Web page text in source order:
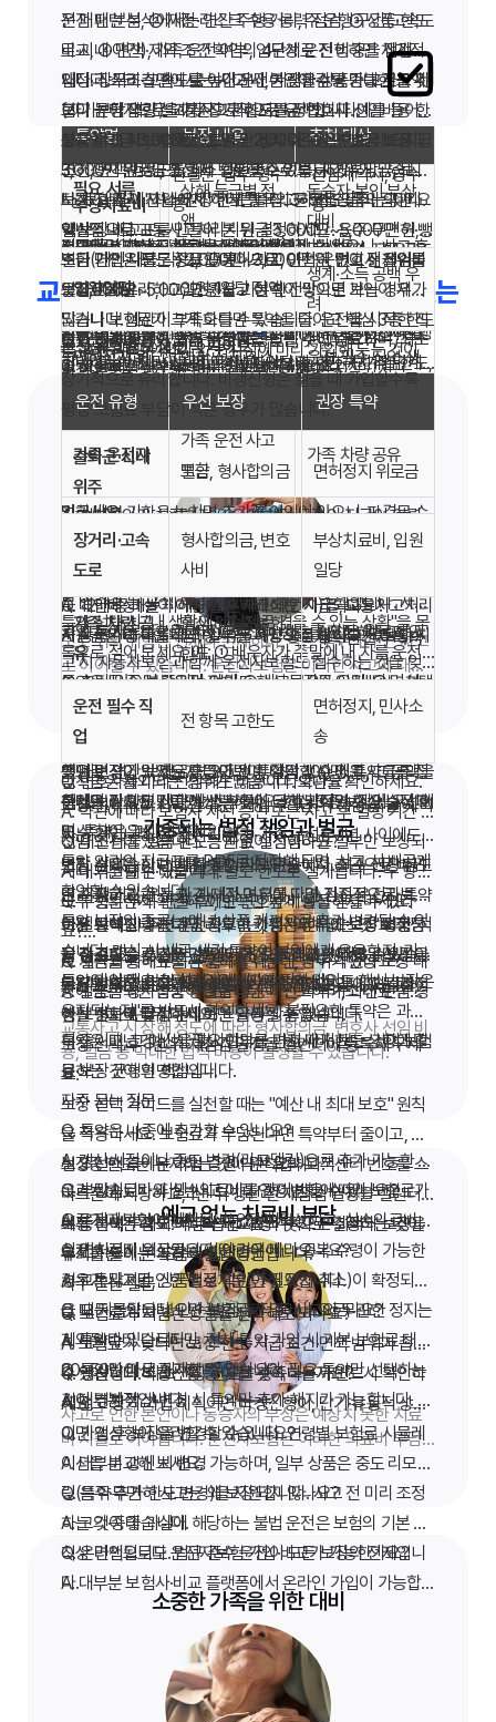
울 수 있습니다.
부터 보강하세요.
하게 높이기보다 세 항목을 고르게 배분하세요.
핵심 보장 분석 결과를 메모해 두면, 갱신·비교 시 매번 처
음부터 고민하지 않아도 됩니다.
자주 묻는 질문
Q. 핵심 보장 중 어디에 우선순위를 두어야 하나요?
A. 중과실·장거리 운전이 잦다면 교통사고처리지원금과 변
호사 선임비용 한도를 우선 확보하고, 도심 단거리 운전 위
주라면 벌금 보장 비중을 함께 검토하세요.
Q. 자동차보험의 형사합의금 특약과 중복 가입해도 되나
요?
A. 중복 가입은 가능하지만, 실제 보상은 약관에 따라 실손
또는 한도 내에서 조정될 수 있습니다. 두 상품의 지급 구조
를 비교해 불필요한 중복을 줄이는 것이 좋습니다.
Q. 경미한 접촉 사고에도 운전자보험이 필요한가요?
A. 경미한 사고는 형사합의나 벌금 없이 종결되는 경우가
많습니다. 다만 12대 중과실 해당 여부, 피해자 중상해 가능
성에 따라 결과가 달라지므로 핵심 보장은 유지하는 편이
안전합니다.
Q. 보장 한도는 높을수록 무조건 좋은가요?
A. 한도가 높을수록 보험료도 올라갑니다. 자신의 운전 패
턴과 재정 상황에 맞는 균형점을 찾는 것이 중요하며, 최소
권장 한도는 상품별로 비교해 설정하세요.
Q. 운전자보험 가입 후 바로 보장받을 수 있나요?
A. 대부분 가입 즉일 또는 익일부터 보장이 시작되지만, 일
부 상품은 1~2년 면책 기간(특정 보장 제한)이 있을 수 있습
니다. 약관상 보장 개시일과 면책 조항을 확인하세요.
교통사고처리지원금을 실제로 활용하려면 합의 과정에서
의 커뮤니케이션이 중요합니다. 피해자 측 변호사·보험사
와의 협의, 검찰·경찰의 수사 진행 상황, 합의금 산정 근거
등을 종합해 적정 합의금을 산출합니다. 운전자보험사 담
당자는 이런 과정에서 지급 가능 범위와 서류 요건을 안내
하므로, 합의 전 반드시 연락하세요. 합의 후에는 영수증·합
의서 사본을 보관하고, 보험금 청구 시 제출합니다. 청구가
지연되면 기한 도과로 보상이 어려워질 수 있으니, 사고 후
타임라인을 메모해 두는 것도 도움이 됩니다.
교통사고처리지원금은 "합의가 성립해야 지급"된다는 점
을 기억하세요. 피해자와의 관계, 사고 경위, 수사 진행 상
황에 따라 합의 난이도가 달라집니다. 이때 운전자보험사
와 형사 전문 변호사가 함께 협력하면, 적정 합의금 산정과
원만한 마무리에 도움이 됩니다. 가입 시 "합의 지원 서비
스" 제공 여부도 상품 비교 항목에 넣어 보세요.
형사합의금 규모는 지역·법원·피해자 연령·상해 정도에 따
라 천차만별입니다. 따라서 "평균 합의금"보다 "내가 가입
한 한도로 커버 가능한지"를 기준으로 판단하세요. 한도가
부족하면 갱신 전 상향을 검토하세요.
12대 중과실 해당 여부는 경찰·검찰 수사 결과에 따라 달라
지므로, 사고 후 전문가 상담을 권장합니다.
교통사고처리지원금 활용 시 유의할 점은, 보험사가 인정
하는 합의금 범위를 벗어난 초과 합의는 본인 부담이라는
것입니다. 피해자 측이 요구하는 금액이 한도를 넘으면, 추
가 자금 마련 방안을 미리 검토해 두세요.
자주 묻는 질문
Q. 교통사고처리지원금은 언제 신청하나요?
A. 형사합의를 진행하기 전 또는 합의 직후 보험사에 사고
접수 후 청구합니다. 사전 문의 없이 합의하면 보상이 거절
되거나 한도가 줄어들 수 있습니다.
Q. 합의금 한도를 초과하면 어떻게 되나요?
A. 보험 약관상 한도까지만 지급되며, 초과분은 운전자 본
인이 부담합니다. 여유 있는 한도 설정이 중요합니다.
Q. 피해자가 합의를 거부하면 보험금을 받을 수 없나요?
A. 형사합의가 성립하지 않으면 해당 목적의 지급이 이뤄
지지 않습니다. 다만 변호사 선임비용 등 다른 보장은 별도
로 검토될 수 있습니다.
Q. 자동차보험 대인배상Ⅱ와 교통사고처리지원금의 차이
는?
A. 대인배상Ⅱ는 피해자의 손해배상(민사)을, 교통사고처리
지원금은 형사합의금(형사)을 대상으로 합니다. 목적과 지
급 조건이 다릅니다.
Q. 12대 중과실이 아닌 일반 사고에도 지급되나요?
A. 상품마다 다릅니다. 일부는 사망·중상해 사고만 보장하
고, 일부는 12대 중과실에 한정합니다. 가입 약관의 지급 대
상 사고 유형을 반드시 확인하세요.
대표 지급
조건
벌금형 선고·납부
영수
구속·공소·재판
등
면책 사유
음주·무면허·뺑소
니
동일(고의·중대
위반)
필요 서류
판결문, 납부 영수
증
선임계약서, 영수
증
벌금과 변호사 선임비용 보장은 형사 절차의 "단계"에 따라
순차적으로 활용됩니다. 경찰 조사 단계에서 변호사를 선
임하고, 검찰 송치 후 공소·재판 단계에서 추가 비용이 발생
할 수 있습니다. 약관에 따라 1사건당 총 한도, 단계별 한도,
연간 한도 등 구조가 다르므로, 가입 시 "1사건당 최대 얼마
까지"인지 확인하세요. 벌금은 판결 확정 후 납부 영수증을
제출하면 실손 보상되며, 납부 기한을 놓치면 가산금·압류
등 추가 불이익이 있으므로, 판결문 수령 즉시 보험사와 상
의하세요.
벌금·변호사 선임비용 보장은 사고 후 "법적 절차" 전체를
커버하는 안전망입니다. 경찰 조사부터 재판까지 각 단계
에서 비용이 발생할 수 있으므로, 1사건당 충분한 한도를
확보하세요. 가입 후에는 보험증권에 기재된 고객센터 번
호를 저장하고, 사고 시 "운전자보험도 접수해야 한다"는
것을 잊지 마세요.
변호사 선임 시 보험사 추천 변호사를 이용하면 비용 정산·
서류 제출이 간편한 경우가 많습니다. 임의 선임을 원한다
면 사전 승인 절차와 보상 한도를 반드시 확인하고, 영수증·
계약서를 보관하세요.
벌금·변호사비 보장은 형사 절차 전반을 지원합니다. 가입
증권을 모바일에 저장하고, 사고 시 즉시 접수하는 습관을
기르세요.
벌금 납부 기한을 놓치면 추가 불이익이 있으니, 판결문 수
령 즉시 보험사에 연락하세요.
변호사 선임비용과 벌금 보장은 형사 사건 번호·판결문·납
부 영수증 등 공식 서류가 있어야 청구가 수월합니다. 사고
후 모든 서류를 스캔·사진으로 보관하는 습관을 기르세요.
가입 후에는 보험증권과 고객센터 번호를 저장해 두고, 사
고 시 자동차보험과 함께 운전자보험도 접수하는 것을 잊
Q. 벌금형이 아닌 과태료·범칙금도 보장되나요?
A. 일반적으로 형사벌금(벌금형)만 보장 대상이며, 과태료·
범칙금은 제외되는 경우가 많습니다. 약관을 확인하세요.
Q. 변호사를 미리 선임해도 비용이 나오나요?
A. 약관에 따라 보험사 사전 승인 또는 사고 후 일정 기간 내
선임 조건이 있습니다. 승인 없이 선임하면 일부만 보상되
거나 거절될 수 있습니다.
Q. 대인·대물 벌금 한도는 따로 설정하나요?
A. 대부분 대인·대물 각각 별도 한도로 설계됩니다. 두 항목
모두 충분한지 확인하고, 한쪽만 높게 설정하지 마세요.
Q. 무혐의·무죄 판결 후에도 변호사 비용을 받을 수 있나
요?
A. 재판을 통해 무죄·무혐의를 다투는 경우 약관상 보장 대
상에 포함되는 상품이 많습니다. 다만 약식기소 전 단순 경
찰 조사만으로는 해당되지 않을 수 있습니다.
Q. 벌금과 과태료를 혼동하기 쉬운데, 차이가 있나요?
A. 벌금은 형사법상 형벌로 법원이 선고하며, 과태료·범칙
금은 행정·경범죄 성격입니다. 운전자보험 벌금 보장은 일
반적으로 형사벌금만 대상입니다.
니다. 면허정지 위로금은 정지·취소 기간(30일·90일 등)에
따라 차등 지급됩니다. 가입 전 특약 약관의 지급표를 반드
시 확인하세요.
성격이 다르지만, 사고·고장 시 편의를 더해 줍니다. 다만
자동차보험에 이미 긴급출동 특약이 있다면 중복 가입을
피하는 것이 좋습니다. 특약 선택의 기준은 "자동차보험·실
손·운전자보험 간 역할 분담"을 명확히 하는 것입니다.
주요 특약 종류와 추천 대상
특약명 보장 내용 추천 대상
부상치료비
상해 등급별 정
액
동승자·본인 부상
대비
입원일당 입원 1일당 정액
생계·소득 공백 우
려
면허정지 위
면허 정지·취소
운전 필수 직업·생
가족 운전자
가족 운전 사고
포함
가족 차량 공유
해
해
간
특약 선택 시 "내 생활에서 실제로 겪을 수 있는 상황"을 목
록으로 적어 보세요. 예: ① 배우자가 주말에 내 차를 운전,
② 출퇴근 중 보복운전 피해, ③ 사고로 2주 입원, ④ 면허
30일 정지. 각 상황에 대응하는 특약이 있는지, 없다면 기
본 보장만으로 충분한지 판단합니다. 불필요한 특약 2~3개
를 빼면 연간 보험료를 3~5만 원 절감할 수 있고, 그 금액을
핵심 보장 한도 상향에 쓰는 것이 더 효과적일 수 있습니다.
특약은 "있으면 좋지만 없어도 핵심 보장은 유지"되는 선택
항목입니다. 예산·운전 환경·가족 상황에 맞게 1~2개만 추
가하는 것도 좋은 전략입니다. 가입 후 1년 뒤 실제로 필요
했던 보장이 있었는지 돌아보며, 다음 갱신 때 특약을 조정
하세요.
특약 가입 전 "이 특약이 없으면 어떤 손해가 있는지"를 금
액으로 적어 보세요. 연 2만 원 특약이 100만 원 사고를 막
는다면 가치 있지만, 발생 확률이 극히 낮다면 핵심 보장 한
도 상향이 우선입니다.
특약은 필요한 만큼만 선택하세요. 핵심 3종 보장이 우선이
며, 특약은 그다음 단계입니다.
특약 약관의 지급표를 PDF로 저장해 두면, 사고 시 빠르게
확인할 수 있습니다.
특약 보장의 종류는 매년 상품 개편으로 추가·변경될 수 있
습니다. 갱신 시 새로 생긴 특약이 본인에게 유용한지, 기존
특약이 삭제·축소되지 않았는지 확인하세요.
특약 가입 전 보험 설계사에게 "이 특약 없이도 핵심 보장은
유지되는지"를 반드시 확인하세요. 불필요한 특약은 과감
히 줄이고, 그 예산을 형사합의금·변호사비 한도 상향에 활
용하는 것이 현명합니다.
특약은 매년 갱신 시 필요 여부를 다시 따져 보는 것이 보험
료·보장 균형의 핵심입니다.
자주 묻는 질문
Q. 특약은 나중에 추가할 수 있나요?
A. 갱신 시점이나 중도 변경(리모델링)으로 추가 가능한 경
우가 많습니다. 다만 사고 이력·연령 변화에 따라 보험료가
오르거나 가입이 제한될 수 있습니다.
Q. 부상치료비와 실손의료비를 같이 받을 수 있나요?
A. 운전자보험 부상치료비는 정액 보상이고, 실손의료비는
실제 치료비 보상입니다. 약관에 따라 중복 수령이 가능한
경우가 많지만, 상품별로 확인이 필요합니다.
Q. 면허정지 위로금은 어떤 경우에 나오나요?
A. 교통사고로 인한 행정처분(면허 정지·취소)이 확정되었
을 때 지급됩니다. 단순 벌점 누적 등 사고와 무관한 정지는
제외될 수 있습니다.
Q. 모든 특약을 넣으면 보험료가 얼마나 오르나요?
A. 특약마다 다르지만, 전체 특약 가입 시 기본 보험료 대비
20~50% 이상 증가할 수 있습니다. 필요 특약만 선택하는
것이 경제적입니다.
Q. 특약만 따로 해지할 수 있나요?
A. 대부분 갱신·변경 시 특약만 추가·해지가 가능합니다. 다
만 특약 해지 후 재가입 시 건강·연령 조건이 달라질 수 있
으니 신중히 결정하세요.
전 패턴 분석, ② 재정·리스크 수용 능력 점검, ③ 상품·한도
비교, ④ 면책·제외 조건 확인의 4단계로 진행하면 체계적
입니다. 무조건 한도를 높이거나, 저렴한 상품만 고르는 것
보다 균형 잡힌 설계가 장기적으로 유리합니다.
운전 패턴 분석에서는 연간 주행 거리, 주 운행 구간(고속도
로·시내·야간), 가족 운전 여부, 업무상 운전 비중을 점검합
니다. 장거리·고속도로·야간 운전이 잦을수록 중대 사고 위
험이 높아지므로 교통사고처리지원금·변호사 선임비용 한
도를 우선 확보하세요. 도심 단거리 위주라면 벌금 보장과
면허정지 위로금도 함께 검토할 수 있습니다.
재정·리스크 측면에서는 사고 시 본인이 감당 가능한 금액
(자기부담 역량)을 기준으로 한도를 정합니다. 예를 들어
형사합의금 3,000만 원, 벌금 2,000만 원, 변호사 비용
3,000만 원 정도를 최소 안전망으로 보는 경우가 많습니
다. 보험료 예산 내에서 이 세 항목의 균형을 맞추는 것이
핵심입니다.
상품 비교 시 보험료만 보면 안 됩니다. 같은 한도라도 지급
조건, 면책 범위, 갱신 시 보장 축소 여부, 자기부담금, 보험
사 사고 처리 지원 체계가 다릅니다. 3~5개 상품의 약관 요
약·보장 비교표를 만들어 본 뒤 결정하세요. 음주·무면허·뺑
소니 면책은 모든 상품 공통이므로, 안전 운전이 전제임을
잊지 마세요.
보장 선택 시 "최소 권장 한도"를 참고하면 도움이 됩니다.
일반적으로 교통사고처리지원금 3,000만~5,000만 원,
벌금(대인·대물 각) 2,000만~3,000만 원, 변호사 선임비
용 3,000만~5,000만 원을 기본 안전망으로 보는 경우가
많습니다. 예산이 부족하다면 특약을 줄이고 핵심 3종 한도
를 우선 확보하세요.
또한 가입 시점도 중요합니다. 사고 이력이 없고 젊을수록
보험료가 유리하고, 고령·사고 이력이 쌓이면 가입이 제한
되거나 보험료가 크게 오를 수 있습니다. 운전을 시작한 직
후, 또는 사고 이력이 없는 시점에 미리 가입해 두는 것이
장기적으로 유리합니다. 비갱신형은 젊을 때 가입할수록
평생 보험료 부담이 적은 경우가 많습니다.
운전 유형별 보장 선택 가이드
운전 유형 우선 보장 권장 특약
출퇴근·시내
위주
벌금, 형사합의금 면허정지 위로금
장거리·고속
도로
형사합의금, 변호
사비
부상치료비, 입원
일당
가족 차량 공
유
핵심 3종 충분한
한도
가족 운전자 특약
운전 필수 직
업
전 항목 고한도
면허정지, 민사소
송
보장 선택의 마지막 단계는 "가입 후 1년 뒤 재점검"을 계획
하는 것입니다. 운전 거리·환경·가족 구성은 1년 사이에도
변할 수 있습니다. 예를 들어 재택근무에서 출근으로 바뀌
면 주행 거리가 늘고, 자녀가 면허를 따면 가족 운전자 특약
이 필요해집니다. 가입 직후 1년, 갱신 전후에 보장 적정성
을 점검하는 루틴을 만들면, 항상 현재 상황에 맞는 보장을
유지할 수 있습니다. 보험은 한 번 가입하고 끝이 아니라,
생활 변화에 맞춰 관리하는 금융 상품입니다.
보장 선택은 한 번에 완벽할 필요 없습니다. 최소 권장 한도
로 시작하고, 운전 환경·재정 여유에 따라 점진적으로 보강
하는 방식도 좋습니다. 중요한 것은 "아예 없는 것"보다 "적
정 수준으로 갖추는 것"입니다. 오늘 비교 견적 3곳만 받아
보는 것으로 시작해 보세요.
보장 선택 시 주변 운전자보험 가입자의 사고·보상 경험담
을 참고할 수 있지만, 본인의 운전 환경과는 다를 수 있습니
다. 객관적 기준은 약관·한도·보험료 비교표입니다. 감정이
아닌 숫자로 결정하세요.
보장 선택은 비교·점검·조정의 반복 과정입니다. 오늘 결정
한 보장도 1년 뒤 다시 보면 달라질 수 있습니다.
보장 선택 후 1년 뒤 재점검 일정을 캘린더에 등록해 두세
요.
보장 선택 가이드를 실천할 때는 "예산 내 최대 보호" 원칙
을 적용하세요. 보험료가 부담된다면 특약부터 줄이고, 핵
심 3종 한도는 유지하는 것이 원칙입니다.
보장 선택 후에는 가입 증권·약관 요약·고객센터 번호를 스
마트폰에 저장하고, 1년 뒤 갱신 전 재점검 일정을 캘린더
에 등록해 두세요. 작은 습관이 장기적으로 최적의 보장을
유지하는 데 큰 도움이 됩니다.
보장 선택은 감이 아니라 비교표와 숫자로 결정하는 것이
후회를 줄이는 가장 확실한 방법입니다.
자주 묻는 질문
Q. 보험료가 저렴한 상품을 선택해도 되나요?
A. 보험료가 낮다면 보장 한도·지급 조건·면책 범위가 좁을
수 있습니다. 최소 권장 한도를 충족하는지 반드시 확인하
세요.
Q. 갱신형과 비갱신형 중 어떤 것이 나을까요?
A. 젊고 장기 가입 계획이면 비갱신형이, 단기·유동적 상황
이면 갱신형이 유리할 수 있습니다. 연령별 보험료 시뮬레
이션을 비교해 보세요.
Q. 가입 후 보장을 변경할 수 있나요?
A. 대부분 갱신 시 변경 가능하며, 일부 상품은 중도 리모델
링(특약 추가·한도 변경)을 지원합니다. 사고 전 미리 조정
하는 것이 좋습니다.
Q. 음주·무면허 사고는 왜 보장되지 않나요?
A. 고의·중대 과실에 해당하는 불법 운전은 보험의 기본 원
칙상 면책됩니다. 법규 준수 운전이 모든 보장의 전제입니
다.
Q. 온라인으로도 운전자보험 가입·비교가 가능한가요?
A. 대부분 보험사·비교 플랫폼에서 온라인 가입이 가능합
니다. 다만 보장 한도·특약 선택은 전화·대면 상담과 동일하
게 약관을 확인한 뒤 결정하세요.
운전자보험, 왜 필요할까요?
교통사고 위험으로부터 자유로울 수 없는
이유
급증하는 교통사고 발생
도로 위의 위험은 언제나 존재하며, 작은 부주의가 큰 사고
로 이어질 수 있습니다. 운전자보험은 이러한 사고에 대비
가중되는 법적 책임과 벌금
교통사고 시 상해 정도에 따라 형사합의금, 변호사 선임 비
용, 벌금 등 막대한 법적 비용이 발생할 수 있습니다.
예고 없는 치료비 부담
사고로 인한 본인이나 동승자의 부상은 예상치 못한 치료
비 지출로 이어집니다. 운전자보험은 이러한 의료비 부담
을 경감시켜 줍니다.
소중한 가족을 위한 대비